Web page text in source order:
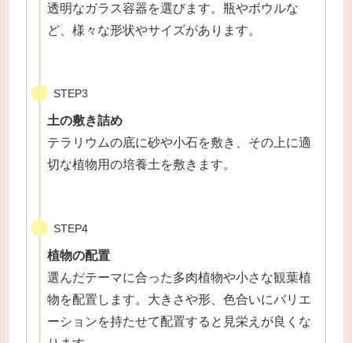
透明なガラス容器を選びます。瓶やボウルな
ど、様々な形状やサイズがあります。
STEP3
土の敷き詰め
テラリウムの底に砂や小石を敷き、その上に適
切な植物用の培養土を敷きます。
STEP4
植物の配置
選んだテーマに合った多肉植物や小さな観葉植
物を配置します。大きさや形、色合いにバリエ
ーションを持たせて配置すると見栄えが良くな